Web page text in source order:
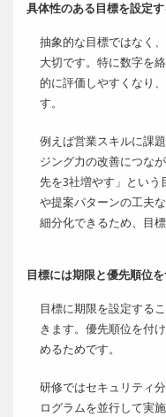
具体性のある目標を設定す
抽象的な目標ではなく
大切です。特に数字を
的に評価しやすくなり
す。
例えば営業スキルに課
ジング力の改善につな
先を3社増やす」という
や提案パターンの工夫
細分化できるため、目
目標には期限と優先順位
目標に期限を設定する
きます。優先順位を付
めるためです。
研修ではセキュリティ
ログラムを並行して実